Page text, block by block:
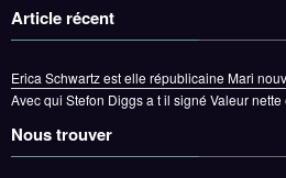
Article récent
Erica Schwartz est elle républicaine Mari
Avec qui Stefon Diggs a t il signé Valeur
Nous trouver